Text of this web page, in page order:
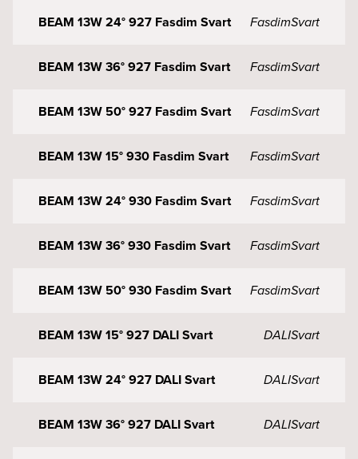
BEAM 13W 24° 927 Fasdim Svart FasdimSvart
BEAM 13W 36° 927 Fasdim Svart FasdimSvart
BEAM 13W 50° 927 Fasdim Svart FasdimSvart
BEAM 13W 15° 930 Fasdim Svart FasdimSvart
BEAM 13W 24° 930 Fasdim Svart FasdimSvart
BEAM 13W 36° 930 Fasdim Svart FasdimSvart
BEAM 13W 50° 930 Fasdim Svart FasdimSvart
BEAM 13W 15° 927 DALI Svart DALISvart
BEAM 13W 24° 927 DALI Svart DALISvart
BEAM 13W 36° 927 DALI Svart DALISvart